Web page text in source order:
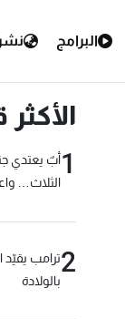
البرامج
الأكثر
1أبٌ يعتدي
الثلاث…
2ترامب يقيّد
بالولادة